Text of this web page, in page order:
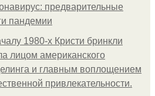
предварительные
пандемии
1980-х Кристи бринкли
лицом американского
и главным воплощением
привлекательности.